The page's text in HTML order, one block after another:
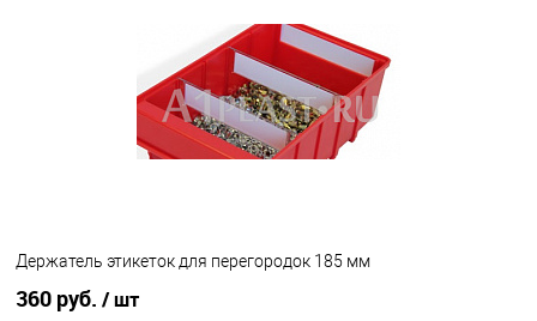
Держатель этикеток для перегородок 185 мм
360 руб. / шт